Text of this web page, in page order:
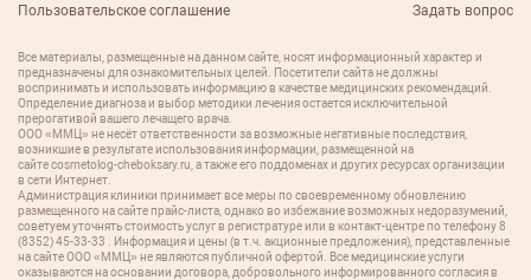
Пользовательское соглашение
Задать вопрос
Все материалы, размещенные на данном сайте, носят информационный характер и
предназначены для ознакомительных целей. Посетители сайта не должны
воспринимать и использовать информацию в качестве медицинских рекомендаций.
Определение диагноза и выбор методики лечения остается исключительной
прерогативой вашего лечащего врача.
ООО «ММЦ» не несёт ответственности за возможные негативные последствия,
возникшие в результате использования информации, размещенной на
сайте cosmetolog-cheboksary.ru, а также его поддоменах и других ресурсах организации
в сети Интернет.
Администрация клиники принимает все меры по своевременному обновлению
размещенного на сайте прайс-листа, однако во избежание возможных недоразумений,
советуем уточнять стоимость услуг в регистратуре или в контакт-центре по телефону 8
(8352) 45-33-33 . Информация и цены (в т.ч. акционные предложения), представленные
на сайте ООО «ММЦ» не являются публичной офертой. Все медицинские услуги
оказываются на основании договора, добровольного информированного согласия в